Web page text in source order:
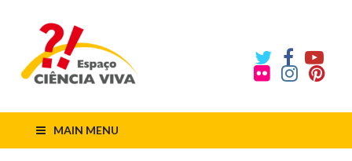
MAIN MENU